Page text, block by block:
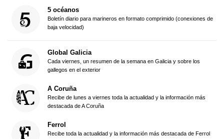
5 océanos
Boletín diario para marineros en formato comprimido (conexiones de
baja velocidad)
Global Galicia
Cada viernes, un resumen de la semana en Galicia y sobre los
gallegos en el exterior
A Coruña
Recibe de lunes a viernes toda la actualidad y la información más
destacada de A Coruña
Ferrol
Recibe toda la actualidad y la información más destacada de Ferrol